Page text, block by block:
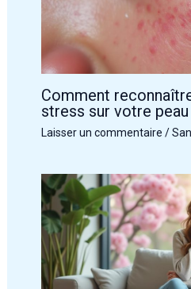
Comment
stress sur votre peau
Laisser un commentaire /